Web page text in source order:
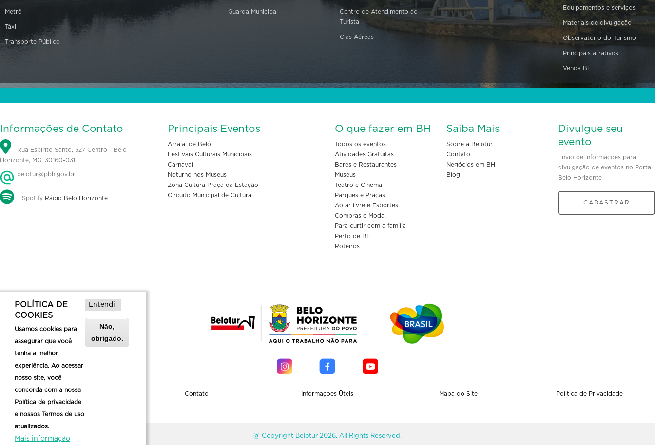
Metrô
Táxi
Transporte Público
Guarda Municipal
Centro de Atendimento ao
Turista
Cias Aéreas
Equipamentos e serviços
Materiais de divulgação
Observatório do Turismo
Principais atrativos
Venda BH
Informações de Contato
Rua Espírito Santo, 527 Centro - Belo
Horizonte, MG, 30160-031
belotur@pbh.gov.br
Spotify Rádio Belo Horizonte
Principais Eventos
Arraial de Belô
Festivais Culturais Municipais
Carnaval
Noturno nos Museus
Zona Cultura Praça da Estação
Circuito Municipal de Cultura
O que fazer em BH
Todos os eventos
Atividades Gratuitas
Bares e Restaurantes
Museus
Teatro e Cinema
Parques e Praças
Ao ar livre e Esportes
Compras e Moda
Para curtir com a familia
Perto de BH
Roteiros
Saiba Mais
Sobre a Belotur
Contato
Negócios em BH
Blog
Divulgue seu
evento
Envio de informações para
divulgação de eventos no Portal
Belo Horizonte
CADASTRAR
Sobre a Belotur Contato Informaçoes Üteis Mapa do Site Politica de Privacidade
@ Copyright Belotur 2026. All Rights Reserved.
POLÍTICA DE
COOKIES
Usamos cookies para
assegurar que você
tenha a melhor
experiência. Ao acessar
nosso site, você
concorda com a nossa
Política de privacidade
e nossos Termos de uso
atualizados.
Mais informação
Entendi!
Não,
obrigado.